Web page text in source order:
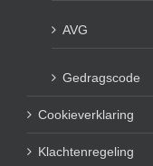
AVG
Gedragscode
Cookieverklaring
Klachtenregeling